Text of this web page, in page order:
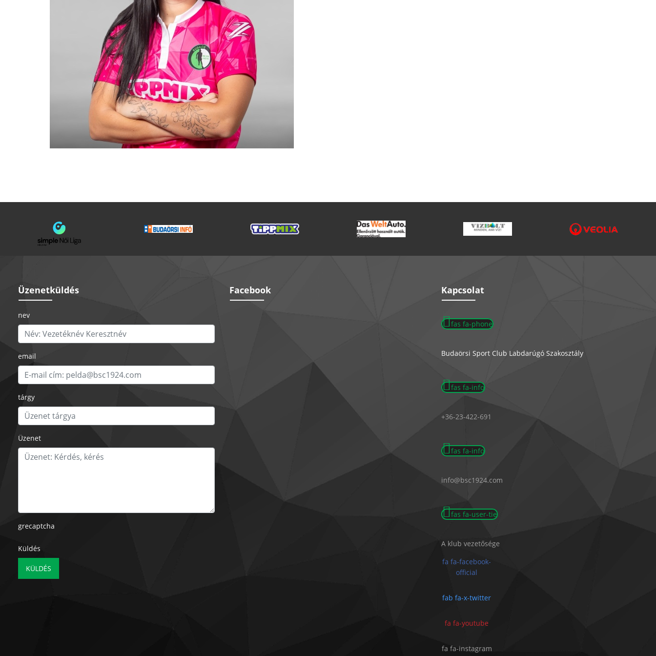
Üzenetküldés
nev
email
tárgy
Üzenet
grecaptcha
Küldés
KÜLDÉS
Facebook Kapcsolat
fas fa-phone
Budaörsi Sport Club Labdarúgó Szakosztály
fas fa-info
+36-23-422-691
fas fa-info
info@bsc1924.com
fas fa-user-tie
A klub vezetősége
fa fa-facebook-
official
fab fa-x-twitter
fa fa-youtube
fa fa-instagram